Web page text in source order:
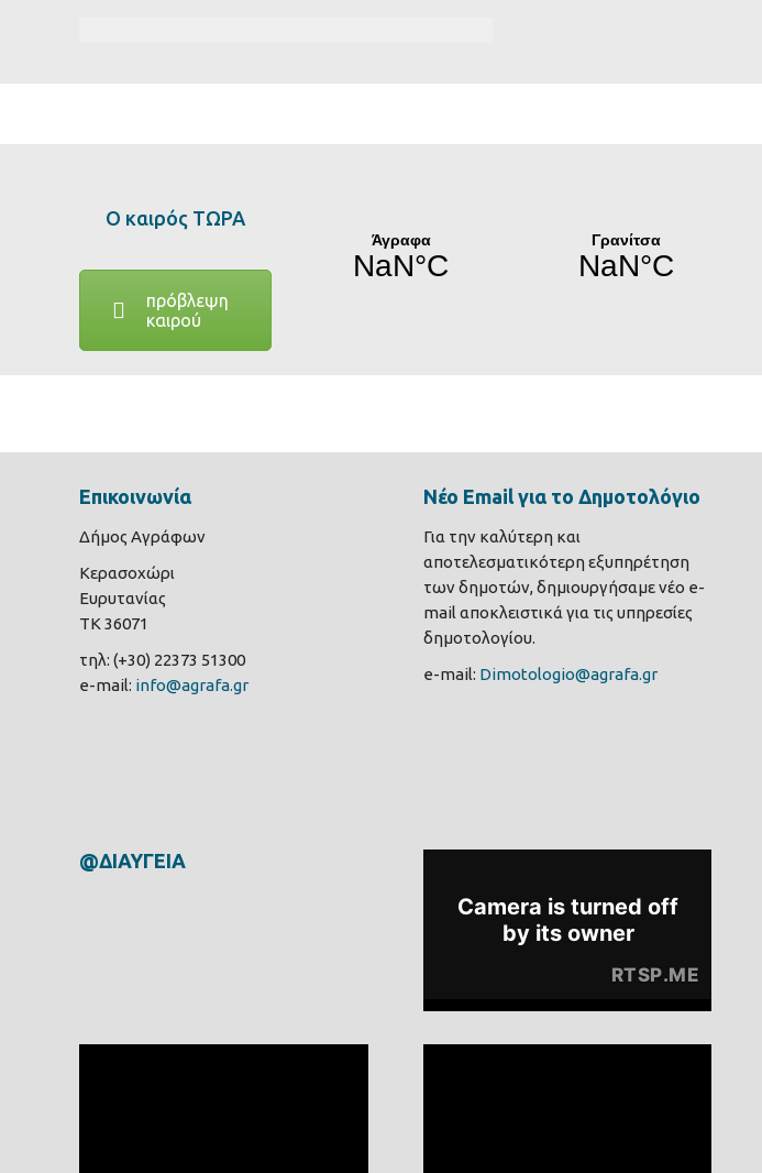
Ο καιρός ΤΩΡΑ
πρόβλεψη
καιρού
Επικοινωνία
Δήμος Αγράφων
Κερασοχώρι
Ευρυτανίας
ΤΚ 36071
τηλ: (+30) 22373 51300
e-mail: info@agrafa.gr
Νέο Email για το Δημοτολόγιο
Για την καλύτερη και
αποτελεσματικότερη εξυπηρέτηση
των δημοτών, δημιουργήσαμε νέο e-
mail αποκλειστικά για τις υπηρεσίες
δημοτολογίου.
e-mail: Dimotologio@agrafa.gr
@ΔΙΑΥΓΕΙΑ